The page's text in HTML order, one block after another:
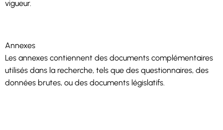
vigueur.
Annexes
Les annexes contiennent des documents complémentaires
utilisés dans la recherche, tels que des questionnaires, des
données brutes, ou des documents législatifs.